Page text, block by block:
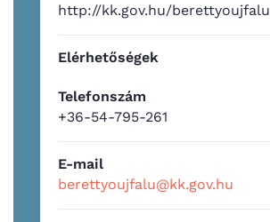
http://kk.gov.hu/berettyoujfalu
Elérhetőségek
Telefonszám
+36-54-795-261
E-mail
berettyoujfalu@kk.gov.hu